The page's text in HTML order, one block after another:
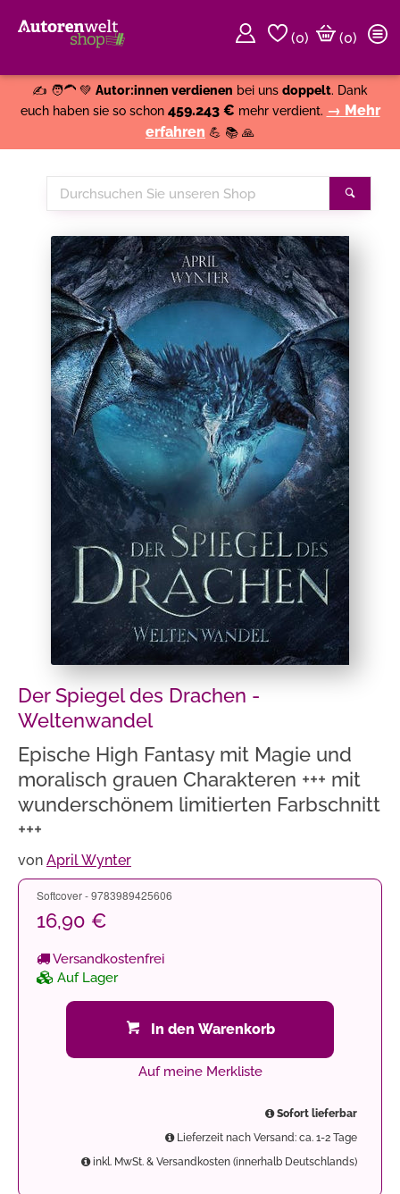
(0)
(0)
✍️ 🧑‍🦱 💚 Autor:innen verdienen bei uns doppelt. Dank
euch haben sie so schon 459.243 € mehr verdient. → Mehr
erfahren 💪 📚 🙏
Durchsuchen
Sie
Shop
Der Spiegel des Drachen -
Weltenwandel
Epische High Fantasy mit Magie und
moralisch grauen Charakteren +++ mit
wunderschönem limitierten Farbschnitt
+++
von April Wynter
Softcover - 9783989425606
16,90 €
Versandkostenfrei
Auf Lager
In den Warenkorb
Auf meine Merkliste
Sofort lieferbar
Lieferzeit nach Versand: ca. 1-2 Tage
inkl. MwSt. & Versandkosten (innerhalb Deutschlands)